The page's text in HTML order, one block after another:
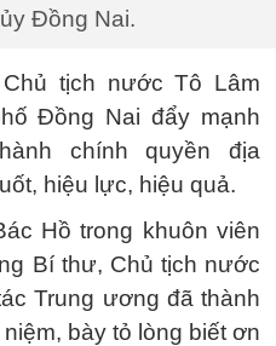
Đồng Nai.
tịch nước Tô Lâm
Đồng Nai đẩy mạnh
chính quyền địa
hiệu lực, hiệu quả.
Hồ trong khuôn viên
Bí thư, Chủ tịch nước
Trung ương đã thành
bày tỏ lòng biết ơn